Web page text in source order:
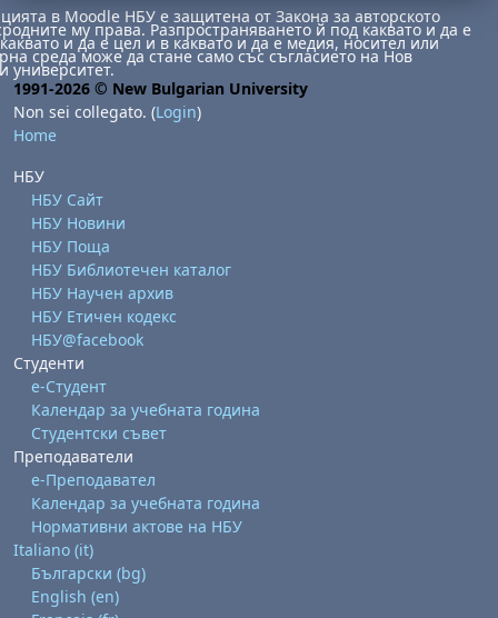
в Moodle НБУ е защитена от Закона за авторското
му права. Разпространяването й под каквато и да е
и да е цел и в каквато и да е медия, носител или
среда може да стане само със съгласието на Нов
университет.
1991-2026 © New Bulgarian University
Non sei collegato. (Login)
Home
НБУ
НБУ Сайт
НБУ Новини
НБУ Поща
НБУ Библиотечен каталог
НБУ Научен архив
НБУ Етичен кодекс
НБУ@facebook
Студенти
е-Студент
Календар за учебната година
Студентски съвет
Преподаватели
е-Преподавател
Календар за учебната година
Нормативни актове на НБУ
Italiano ‎(it)‎
Български ‎(bg)‎
English ‎(en)‎